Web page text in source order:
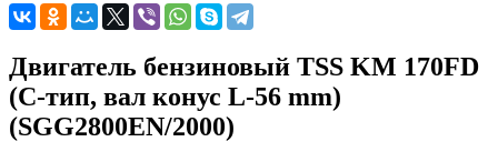
Двигатель бензиновый TSS KM 170FD
(C-тип, вал конус L-56 mm)
(SGG2800EN/2000)